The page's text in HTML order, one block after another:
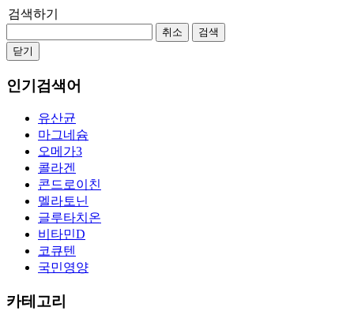
검색하기
취소
검색
닫기
인기검색어
유산균
마그네슘
오메가3
콜라겐
콘드로이친
멜라토닌
글루타치온
비타민D
코큐텐
국민영양
카테고리